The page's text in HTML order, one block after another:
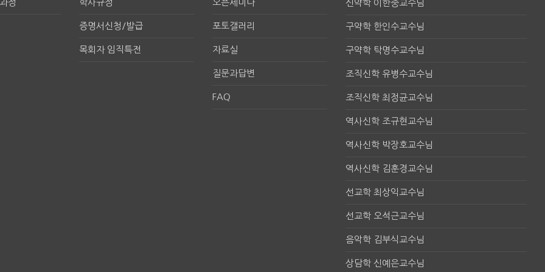
정 학사규정
증명서신청/발급
목회자 임직특전
오픈세미나
포토갤러리
자료실
질문과답변
FAQ
신약학 이한중교수님
구약학 한인수교수님
구약학 탁명수교수님
조직신학 유병수교수님
조직신학 최정균교수님
역사신학 조규현교수님
역사신학 박장호교수님
역사신학 김훈경교수님
선교학 최상익교수님
선교학 오석근교수님
음악학 김부식교수님
상담학 신예은교수님